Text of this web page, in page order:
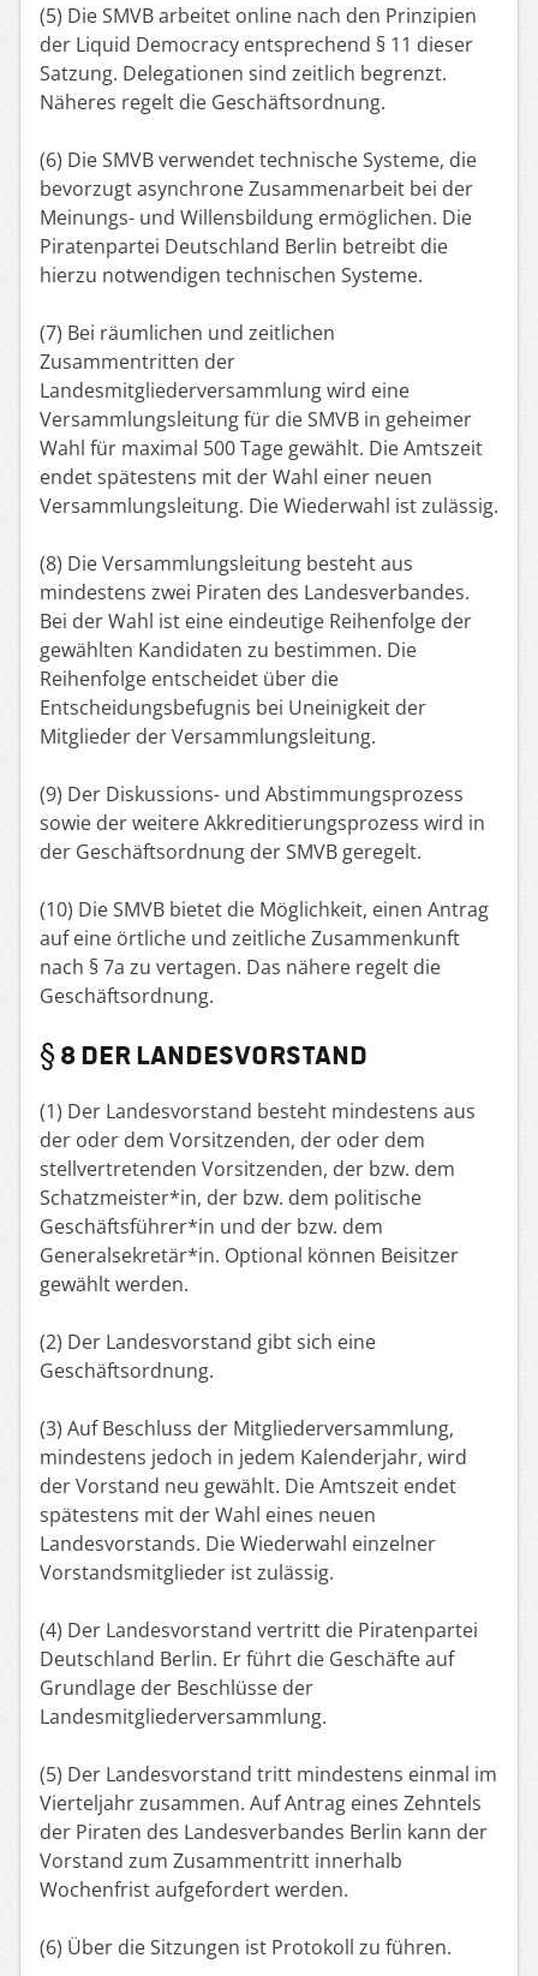
(5) Die SMVB arbeitet online nach den Prinzipien
der Liquid Democracy entsprechend § 11 dieser
Satzung. Delegationen sind zeitlich begrenzt.
Näheres regelt die Geschäftsordnung.
(6) Die SMVB verwendet technische Systeme, die
bevorzugt asynchrone Zusammenarbeit bei der
Meinungs- und Willensbildung ermöglichen. Die
Piratenpartei Deutschland Berlin betreibt die
hierzu notwendigen technischen Systeme.
(7) Bei räumlichen und zeitlichen
Zusammentritten der
Landesmitgliederversammlung wird eine
Versammlungsleitung für die SMVB in geheimer
Wahl für maximal 500 Tage gewählt. Die Amtszeit
endet spätestens mit der Wahl einer neuen
Versammlungsleitung. Die Wiederwahl ist zulässig.
(8) Die Versammlungsleitung besteht aus
mindestens zwei Piraten des Landesverbandes.
Bei der Wahl ist eine eindeutige Reihenfolge der
gewählten Kandidaten zu bestimmen. Die
Reihenfolge entscheidet über die
Entscheidungsbefugnis bei Uneinigkeit der
Mitglieder der Versammlungsleitung.
(9) Der Diskussions- und Abstimmungsprozess
sowie der weitere Akkreditierungsprozess wird in
der Geschäftsordnung der SMVB geregelt.
(10) Die SMVB bietet die Möglichkeit, einen Antrag
auf eine örtliche und zeitliche Zusammenkunft
nach § 7a zu vertagen. Das nähere regelt die
Geschäftsordnung.
§ 8 DER LANDESVORSTAND
(1) Der Landesvorstand besteht mindestens aus
der oder dem Vorsitzenden, der oder dem
stellvertretenden Vorsitzenden, der bzw. dem
Schatzmeister*in, der bzw. dem politische
Geschäftsführer*in und der bzw. dem
Generalsekretär*in. Optional können Beisitzer
gewählt werden.
(2) Der Landesvorstand gibt sich eine
Geschäftsordnung.
(3) Auf Beschluss der Mitgliederversammlung,
mindestens jedoch in jedem Kalenderjahr, wird
der Vorstand neu gewählt. Die Amtszeit endet
spätestens mit der Wahl eines neuen
Landesvorstands. Die Wiederwahl einzelner
Vorstandsmitglieder ist zulässig.
(4) Der Landesvorstand vertritt die Piratenpartei
Deutschland Berlin. Er führt die Geschäfte auf
Grundlage der Beschlüsse der
Landesmitgliederversammlung.
(5) Der Landesvorstand tritt mindestens einmal im
Vierteljahr zusammen. Auf Antrag eines Zehntels
der Piraten des Landesverbandes Berlin kann der
Vorstand zum Zusammentritt innerhalb
Wochenfrist aufgefordert werden.
(6) Über die Sitzungen ist Protokoll zu führen.